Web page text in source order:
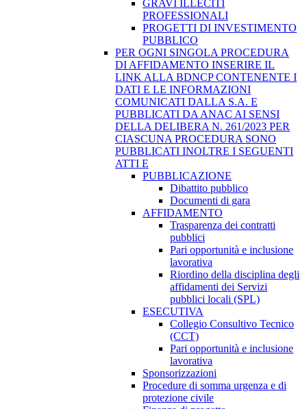
GRAVI ILLECITI
PROFESSIONALI
PROGETTI DI INVESTIMENTO
PUBBLICO
PER OGNI SINGOLA PROCEDURA
DI AFFIDAMENTO INSERIRE IL
LINK ALLA BDNCP CONTENENTE I
DATI E LE INFORMAZIONI
COMUNICATI DALLA S.A. E
PUBBLICATI DA ANAC AI SENSI
DELLA DELIBERA N. 261/2023 PER
CIASCUNA PROCEDURA SONO
PUBBLICATI INOLTRE I SEGUENTI
ATTI E
PUBBLICAZIONE
Dibattito pubblico
Documenti di gara
AFFIDAMENTO
Trasparenza dei contratti
pubblici
Pari opportunità e inclusione
lavorativa
Riordino della disciplina degli
affidamenti dei Servizi
pubblici locali (SPL)
ESECUTIVA
Collegio Consultivo Tecnico
(CCT)
Pari opportunità e inclusione
lavorativa
Sponsorizzazioni
Procedure di somma urgenza e di
protezione civile